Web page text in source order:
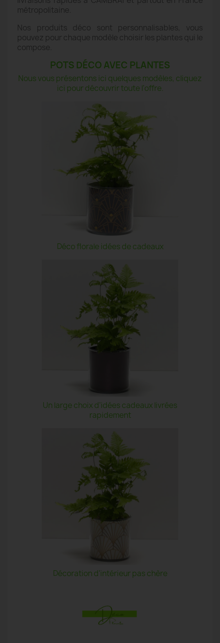
métropolitaine.
Nos produits déco sont personnalisables, vous
pouvez pour chaque modèle choisir les plantes qui le
compose.
POTS DÉCO AVEC PLANTES
Nous vous présentons ici quelques modèles, cliquez
ici pour découvrir toute l'offre.
Déco florale idées de cadeaux
Un large choix d'idées cadeaux livrées
rapidement
Décoration d'intérieur pas chère